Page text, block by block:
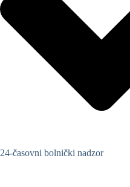
24-časovni bolnički nadzor